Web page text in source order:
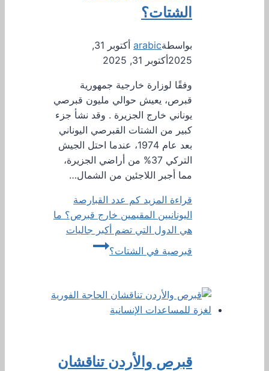
الشتات؟
بواسطةarabic
أكتوبر 31,
2025أكتوبر 31, 2025
وفقًا لوزارة خارجية جمهورية
قبرص، يعيش حوالي مليون قبرصي
يوناني خارج الجزيرة . وقد نشأ جزء
كبير من الشتات القبرصي اليوناني
بعد عام 1974، عندما احتل الجيش
التركي 37% من أراضي الجزيرة،
مما أجبر اللاجئين من الشمال…
قراءة المزيد كم عدد القبارصة
اليونانيين المقيمين خارج قبرص؟ ما
هي الدول التي تضم أكبر جاليات
قبرصية في الشتات؟
قبرص والأردن تناقشان